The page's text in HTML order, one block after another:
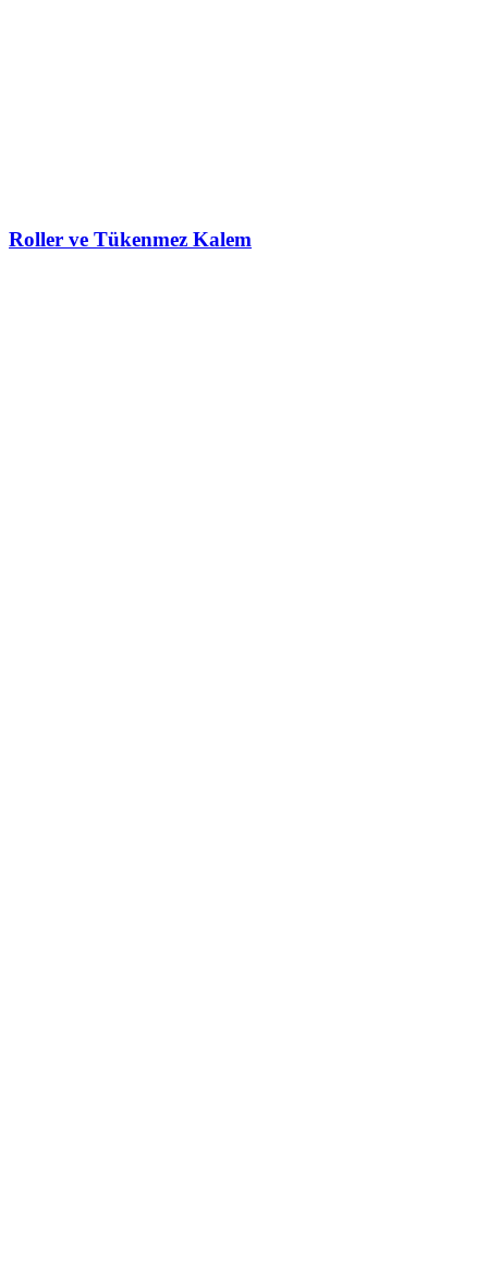
Roller ve Tükenmez Kalem